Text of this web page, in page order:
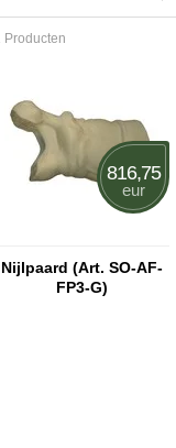
Producten
816,75
eur
Nijlpaard (Art. SO-AF-
FP3-G)